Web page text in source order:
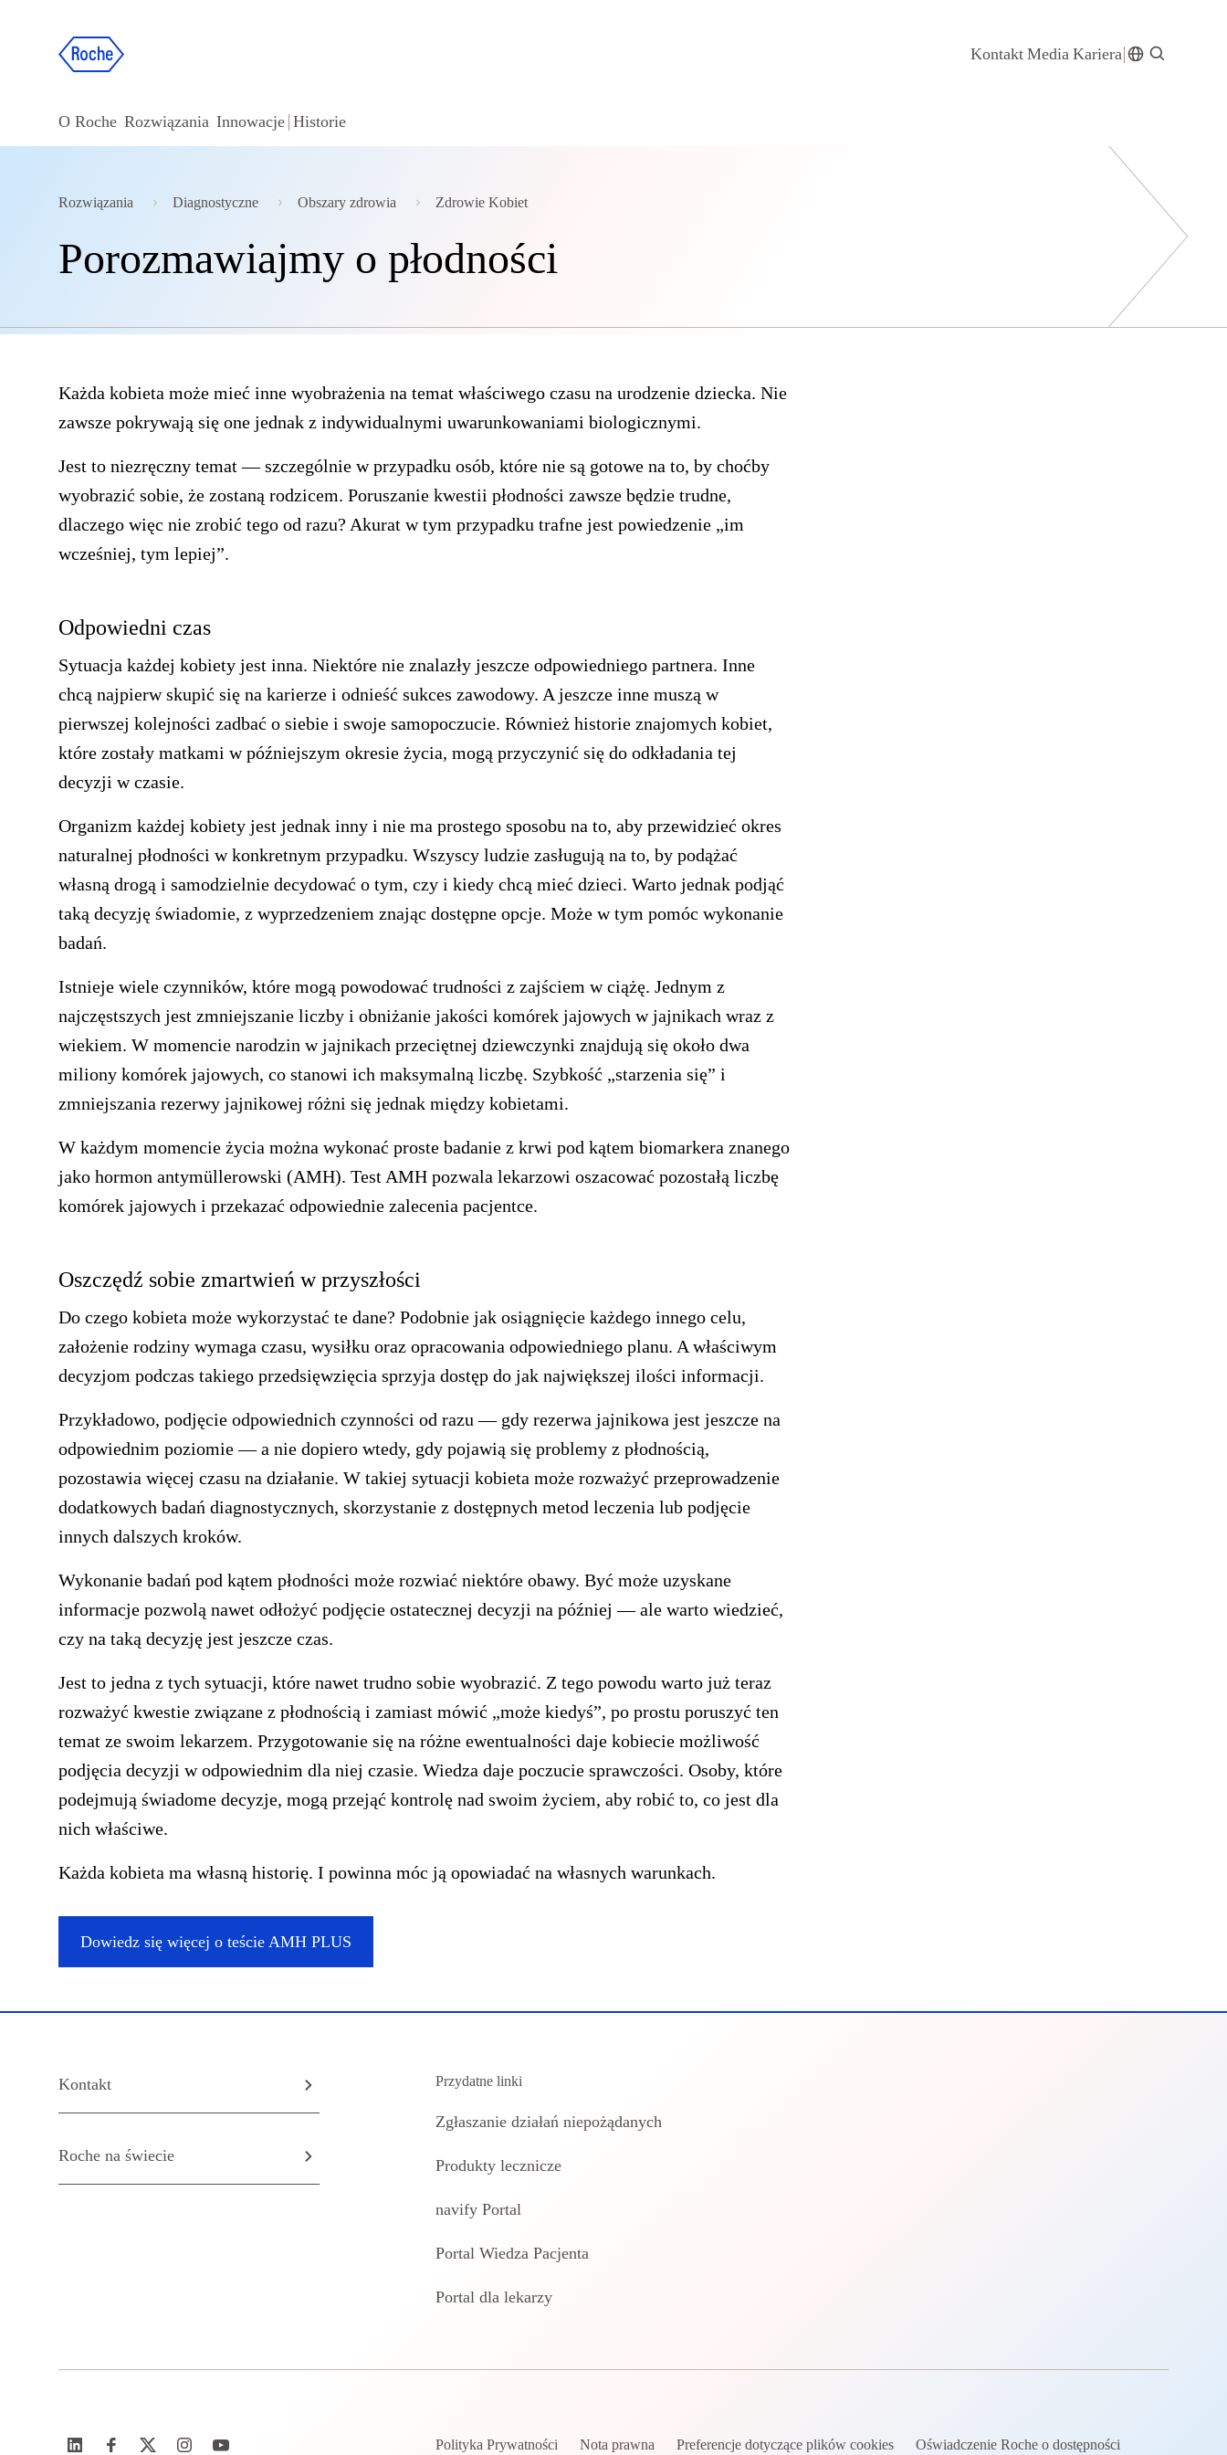
Kontakt Media Kariera
O Roche Rozwiązania Innowacje Historie
Rozwiązania Diagnostyczne Obszary zdrowia Zdrowie Kobiet
Porozmawiajmy o płodności
Każda kobieta może mieć inne wyobrażenia na temat właściwego czasu na urodzenie dziecka. Nie
zawsze pokrywają się one jednak z indywidualnymi uwarunkowaniami biologicznymi.
Jest to niezręczny temat — szczególnie w przypadku osób, które nie są gotowe na to, by choćby
wyobrazić sobie, że zostaną rodzicem. Poruszanie kwestii płodności zawsze będzie trudne,
dlaczego więc nie zrobić tego od razu? Akurat w tym przypadku trafne jest powiedzenie „im
wcześniej, tym lepiej”.
Odpowiedni czas
Sytuacja każdej kobiety jest inna. Niektóre nie znalazły jeszcze odpowiedniego partnera. Inne
chcą najpierw skupić się na karierze i odnieść sukces zawodowy. A jeszcze inne muszą w
pierwszej kolejności zadbać o siebie i swoje samopoczucie. Również historie znajomych kobiet,
które zostały matkami w późniejszym okresie życia, mogą przyczynić się do odkładania tej
decyzji w czasie.
Organizm każdej kobiety jest jednak inny i nie ma prostego sposobu na to, aby przewidzieć okres
naturalnej płodności w konkretnym przypadku. Wszyscy ludzie zasługują na to, by podążać
własną drogą i samodzielnie decydować o tym, czy i kiedy chcą mieć dzieci. Warto jednak podjąć
taką decyzję świadomie, z wyprzedzeniem znając dostępne opcje. Może w tym pomóc wykonanie
badań.
Istnieje wiele czynników, które mogą powodować trudności z zajściem w ciążę. Jednym z
najczęstszych jest zmniejszanie liczby i obniżanie jakości komórek jajowych w jajnikach wraz z
wiekiem. W momencie narodzin w jajnikach przeciętnej dziewczynki znajdują się około dwa
miliony komórek jajowych, co stanowi ich maksymalną liczbę. Szybkość „starzenia się” i
zmniejszania rezerwy jajnikowej różni się jednak między kobietami.
W każdym momencie życia można wykonać proste badanie z krwi pod kątem biomarkera znanego
jako hormon antymüllerowski (AMH). Test AMH pozwala lekarzowi oszacować pozostałą liczbę
komórek jajowych i przekazać odpowiednie zalecenia pacjentce.
Oszczędź sobie zmartwień w przyszłości
Do czego kobieta może wykorzystać te dane? Podobnie jak osiągnięcie każdego innego celu,
założenie rodziny wymaga czasu, wysiłku oraz opracowania odpowiedniego planu. A właściwym
decyzjom podczas takiego przedsięwzięcia sprzyja dostęp do jak największej ilości informacji.
Przykładowo, podjęcie odpowiednich czynności od razu — gdy rezerwa jajnikowa jest jeszcze na
odpowiednim poziomie — a nie dopiero wtedy, gdy pojawią się problemy z płodnością,
pozostawia więcej czasu na działanie. W takiej sytuacji kobieta może rozważyć przeprowadzenie
dodatkowych badań diagnostycznych, skorzystanie z dostępnych metod leczenia lub podjęcie
innych dalszych kroków.
Wykonanie badań pod kątem płodności może rozwiać niektóre obawy. Być może uzyskane
informacje pozwolą nawet odłożyć podjęcie ostatecznej decyzji na później — ale warto wiedzieć,
czy na taką decyzję jest jeszcze czas.
Jest to jedna z tych sytuacji, które nawet trudno sobie wyobrazić. Z tego powodu warto już teraz
rozważyć kwestie związane z płodnością i zamiast mówić „może kiedyś”, po prostu poruszyć ten
temat ze swoim lekarzem. Przygotowanie się na różne ewentualności daje kobiecie możliwość
podjęcia decyzji w odpowiednim dla niej czasie. Wiedza daje poczucie sprawczości. Osoby, które
podejmują świadome decyzje, mogą przejąć kontrolę nad swoim życiem, aby robić to, co jest dla
nich właściwe.
Każda kobieta ma własną historię. I powinna móc ją opowiadać na własnych warunkach.
Dowiedz się więcej o teście AMH PLUS
Kontakt
Roche na świecie
Przydatne linki
Zgłaszanie działań niepożądanych
Produkty lecznicze
navify Portal
Portal Wiedza Pacjenta
Portal dla lekarzy
Polityka Prywatności Nota prawna Preferencje dotyczące plików cookies Oświadczenie Roche o dostępności